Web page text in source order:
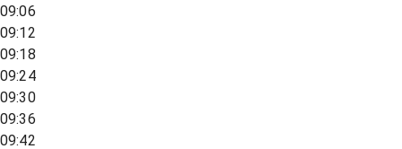
09:06
09:12
09:18
09:24
09:30
09:36
09:42